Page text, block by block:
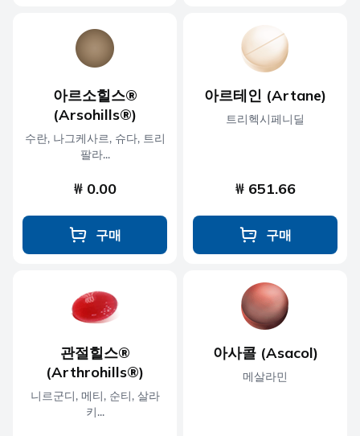
아르소힐스®
(Arsohills®)
수란, 나그케사르, 슈다, 트리
팔라...
₩ 0.00
구매
아르테인 (Artane)
트리헥시페니딜
₩ 651.66
구매
관절힐스®
(Arthrohills®)
니르군디, 메티, 순티, 살라
키...
아사콜 (Asacol)
메살라민